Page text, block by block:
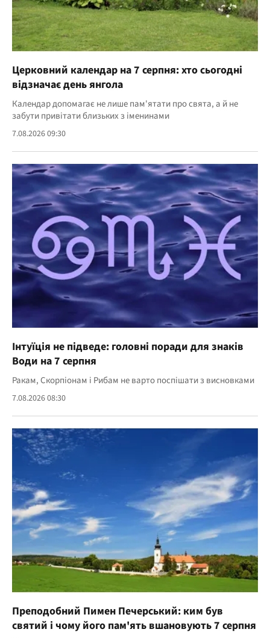
Церковний календар на 7 серпня: хто сьогодні
відзначає день янгола
Календар допомагає не лише пам'ятати про свята, а й не
забути привітати близьких з іменинами
7.08.2026 09:30
Інтуїція не підведе: головні поради для знаків
Води на 7 серпня
Ракам, Скорпіонам і Рибам не варто поспішати з висновками
7.08.2026 08:30
Преподобний Пимен Печерський: ким був
святий і чому його пам'ять вшановують 7 серпня